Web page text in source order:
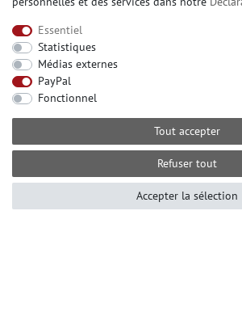
CONTATO
Avez-vou besoin d'aide? S'il vous
Heures d'ouverture du centre
vendredi de
10:00 alle 16:00 (MEZ)
E-mail:
Essentiel
Statistiques
Médias externes
PayPal
Fonctionnel
Tout accepter
Refuser tout
Accepter la sélection